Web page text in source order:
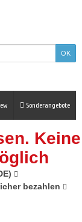
Sonderangebote
Keine
bezahlen